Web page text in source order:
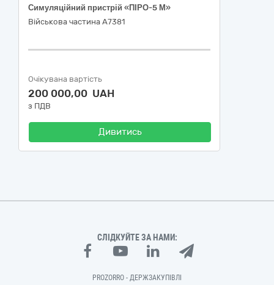
Симуляційний пристрій «ПІРО-5 М»
Військова частина А7381
Очікувана вартість
200 000,00 UAH
з ПДВ
Дивитись
СЛІДКУЙТЕ ЗА НАМИ:
PROZORRO - ДЕРЖЗАКУПІВЛІ